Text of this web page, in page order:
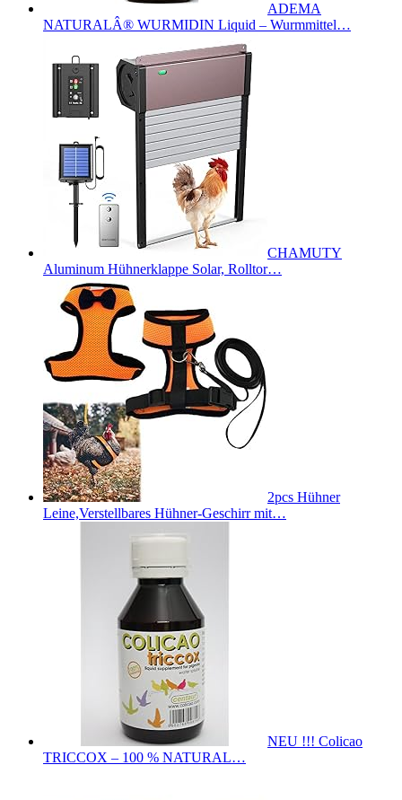
ADEMA
NATURALÂ® WURMIDIN Liquid – Wurmmittel…
CHAMUTY
Aluminum Hühnerklappe Solar, Rolltor…
2pcs Hühner
Leine,Verstellbares Hühner-Geschirr mit…
NEU !!! Colicao
TRICCOX – 100 % NATURAL…